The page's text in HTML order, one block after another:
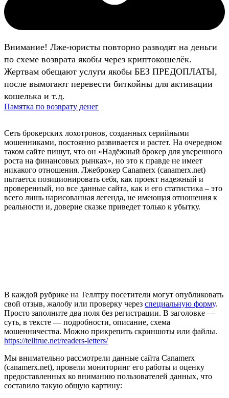
Внимание! Лже-юристы повторно разводят на деньги
по схеме возврата якобы через криптокошелёк.
Жертвам обещают услуги якобы БЕЗ ПРЕДОПЛАТЫ,
после вымогают перевести биткойны для активации
кошелька и т.д.
Памятка по возврату денег
Сеть брокерских лохотронов, созданных серийными
мошенниками, постоянно развивается и растет. На очередном
таком сайте пишут, что он «Надёжный брокер для уверенного
роста на финансовых рынках», но это к правде не имеет
никакого отношения. Лжеброкер Canamerx (canamerx.net)
пытается позиционировать себя, как проект надежный и
проверенный, но все данные сайта, как и его статистика – это
всего лишь нарисованная легенда, не имеющая отношения к
реальности и, доверие сказке приведет только к убытку.
В каждой рубрике на Теллтру посетители могут опубликовать
свой отзыв, жалобу или проверку через специальную форму.
Просто заполните два поля без регистрации. В заголовке —
суть, в тексте — подробности, описание, схема
мошенничества. Можно прикрепить скриншоты или файлы.
https://telltrue.net/readers-letters/
Мы внимательно рассмотрели данные сайта Canamerx
(canamerx.net), провели мониторинг его работы и оценку
предоставленных ко вниманию пользователей данных, что
составило такую общую картину: